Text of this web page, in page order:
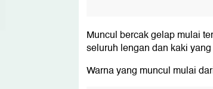
Muncul bercak gelap mulai
seluruh lengan dan kaki
Warna yang muncul mulai